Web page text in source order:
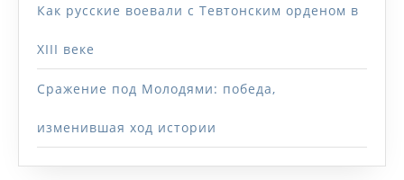
Как русские воевали с Тевтонским орденом в
XIII веке
Сражение под Молодями: победа,
изменившая ход истории